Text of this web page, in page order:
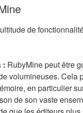
de
: RubyMine peut être
volumineuses. Cela
en particulier
de son vaste